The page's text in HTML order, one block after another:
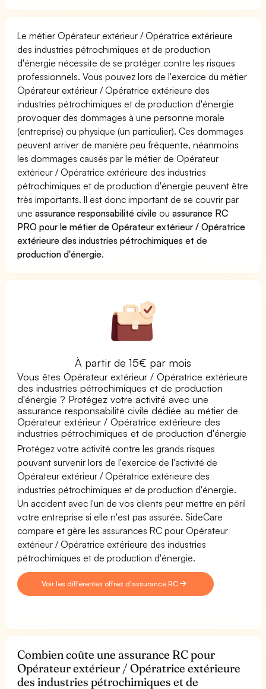
Le métier Opérateur extérieur / Opératrice extérieure
des industries pétrochimiques et de production
d'énergie nécessite de se protéger contre les risques
professionnels. Vous pouvez lors de l'exercice du métier
Opérateur extérieur / Opératrice extérieure des
industries pétrochimiques et de production d'énergie
provoquer des dommages à une personne morale
(entreprise) ou physique (un particulier). Ces dommages
peuvent arriver de manière peu fréquente, néanmoins
les dommages causés par le métier de Opérateur
extérieur / Opératrice extérieure des industries
pétrochimiques et de production d'énergie peuvent être
très importants. Il est donc important de se couvrir par
uneassurance responsabilité civile ouassurance RC
PRO pour le métier de Opérateur extérieur / Opératrice
extérieure des industries pétrochimiques et de
production d'énergie.
À partir de 15€ par mois
Vous êtes Opérateur extérieur / Opératrice extérieure
des industries pétrochimiques et de production
d'énergie ? Protégez votre activité avec une
assurance responsabilité civile dédiée au métier de
Opérateur extérieur / Opératrice extérieure des
industries pétrochimiques et de production d'énergie
Protégez votre activité contre les grands risques
pouvant survenir lors de l'exercice de l'activité de
Opérateur extérieur / Opératrice extérieure des
industries pétrochimiques et de production d'énergie.
Un accident avec l'un de vos clients peut mettre en péril
votre entreprise si elle n'est pas assurée. SideCare
compare et gère les assurances RC pour Opérateur
extérieur / Opératrice extérieure des industries
pétrochimiques et de production d'énergie.
Voir les différentes offres d'assurance RC
Combien coûte une assurance RC pour
Opérateur extérieur / Opératrice extérieure
des industries pétrochimiques et de